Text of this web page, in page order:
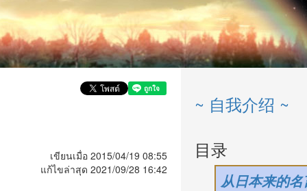
เขียนเมื่อ 2015/04/19 08:55
แก้ไขล่าสุด 2021/09/28 16:42
~ 自我介绍 ~
目录
从日本来的名